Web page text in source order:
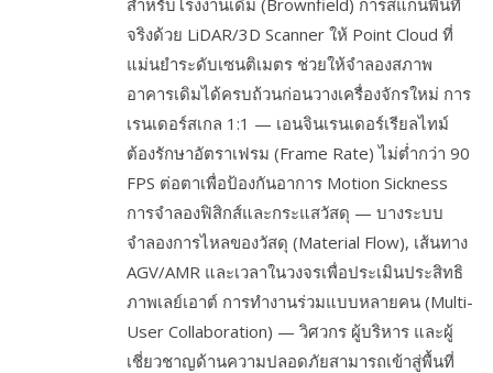
จริงด้วย LiDAR/3D Scanner ให้ Point Cloud ที่
แม่นยำระดับเซนติเมตร ช่วยให้จำลองสภาพ
อาคารเดิมได้ครบถ้วนก่อนวางเครื่องจักรใหม่ การ
เรนเดอร์สเกล 1:1 — เอนจินเรนเดอร์เรียลไทม์
ต้องรักษาอัตราเฟรม (Frame Rate) ไม่ต่ำกว่า 90
FPS ต่อตาเพื่อป้องกันอาการ Motion Sickness
การจำลองฟิสิกส์และกระแสวัสดุ — บางระบบ
จำลองการไหลของวัสดุ (Material Flow), เส้นทาง
AGV/AMR และเวลาในวงจรเพื่อประเมินประสิทธิ
ภาพเลย์เอาต์ การทำงานร่วมแบบหลายคน (Multi-
User Collaboration) — วิศวกร ผู้บริหาร และผู้
เชี่ยวชาญด้านความปลอดภัยสามารถเข้าสู่พื้นที่